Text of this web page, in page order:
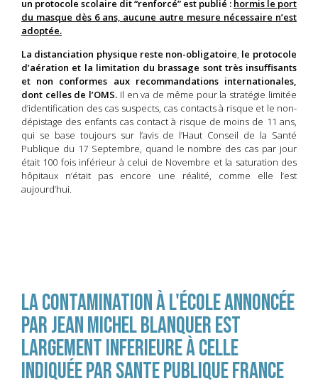
un protocole scolaire dit “renforcé” est publié : hormis le port
du masque dès 6 ans, aucune autre mesure nécessaire n’est
adoptée.
La distanciation physique reste non-obligatoire, le protocole
d’aération et la limitation du brassage sont très insuffisants
et non conformes aux recommandations internationales,
dont celles de l’OMS. Il en va de même pour la stratégie limitée
d’identification des cas suspects, cas contacts à risque et le non-
dépistage des enfants cas contact à risque de moins de 11 ans,
qui se base toujours sur l’avis de l’Haut Conseil de la Santé
Publique du 17 Septembre, quand le nombre des cas par jour
était 100 fois inférieur à celui de Novembre et la saturation des
hôpitaux n’était pas encore une réalité, comme elle l’est
aujourd’hui.
La contamination à l'école annoncée
par jean michel blanquer est
largement inferieure à celle
indiquée par sante publique France